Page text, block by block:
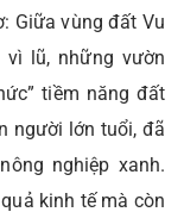
Giữa vùng đất Vu
vì lũ, những vườn
tiềm năng đất
người lớn tuổi, đã
nghiệp xanh.
kinh tế mà còn